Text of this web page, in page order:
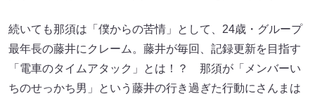
続いても那須は「僕からの苦情」として、24歳・グループ
最年長の藤井にクレーム。藤井が毎回、記録更新を目指す
「電車のタイムアタック」とは！？ 那須が「メンバーい
ちのせっかち男」という藤井の行き過ぎた行動にさんまは